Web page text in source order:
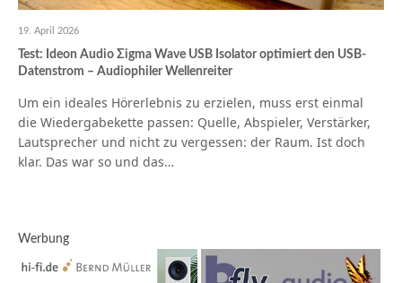
19. April 2026
Test: Ideon Audio Σigma Wave USB Isolator optimiert den USB-
Datenstrom – Audiophiler Wellenreiter
Um ein ideales Hörerlebnis zu erzielen, muss erst einmal
die Wiedergabekette passen: Quelle, Abspieler, Verstärker,
Lautsprecher und nicht zu vergessen: der Raum. Ist doch
klar. Das war so und das…
Werbung